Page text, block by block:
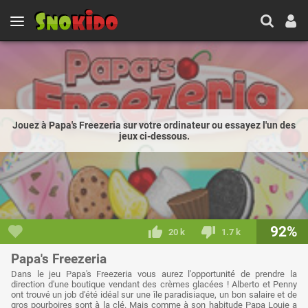
Jouez à Papa's Freezeria sur votre ordinateur ou essayez l'un des
jeux ci-dessous.
20 k 1.7 k 92%
Papa's Freezeria
Dans le jeu Papa's Freezeria vous aurez l'opportunité de prendre la
direction d'une boutique vendant des crèmes glacées ! Alberto et Penny
ont trouvé un job d'été idéal sur une île paradisiaque, un bon salaire et de
gros pourboires sont à la clé. Mais comme à son habitude Papa Louie a